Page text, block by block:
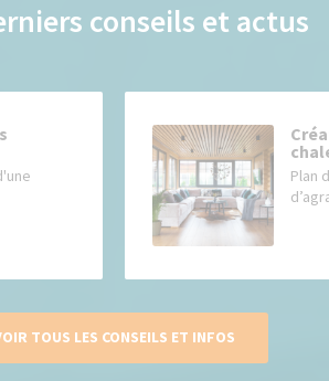
conseils et actus
Plan
TOUS LES CONSEILS ET INFOS